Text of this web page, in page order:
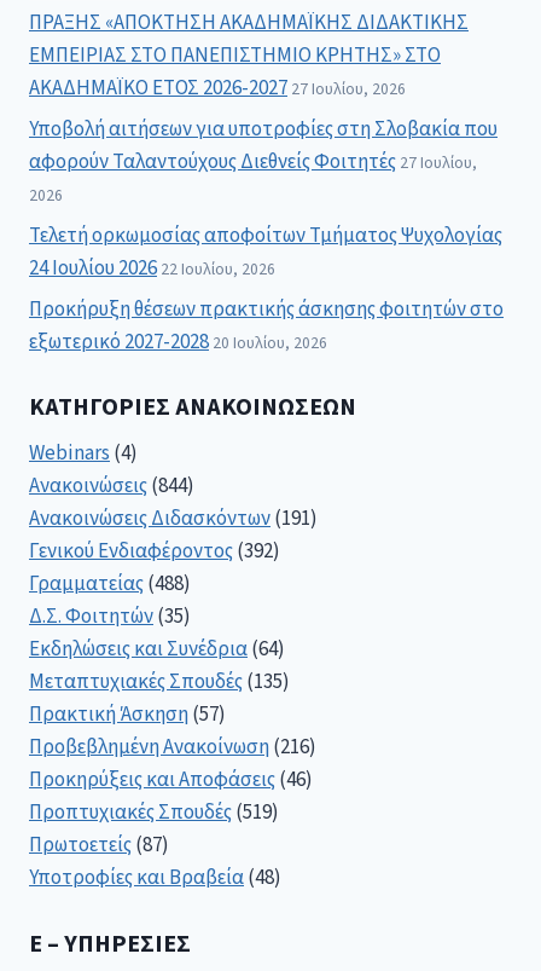
ΠΡΑΞΗΣ «ΑΠΟΚΤΗΣΗ ΑΚΑΔΗΜΑΪΚΗΣ ΔΙΔΑΚΤΙΚΗΣ
ΕΜΠΕΙΡΙΑΣ ΣΤΟ ΠΑΝΕΠΙΣΤΗΜΙΟ ΚΡΗΤΗΣ» ΣΤΟ
ΑΚΑΔΗΜΑΪΚΟ ΕΤΟΣ 2026-2027 27 Ιουλίου, 2026
Υποβολή αιτήσεων για υποτροφίες στη Σλοβακία που
αφορούν Ταλαντούχους Διεθνείς Φοιτητές 27 Ιουλίου,
2026
Τελετή ορκωμοσίας αποφοίτων Τμήματος Ψυχολογίας
24 Ιουλίου 2026 22 Ιουλίου, 2026
Προκήρυξη θέσεων πρακτικής άσκησης φοιτητών στο
εξωτερικό 2027-2028 20 Ιουλίου, 2026
ΚΑΤΗΓΟΡΊΕΣ ΑΝΑΚΟΙΝΏΣΕΩΝ
Webinars(4)
Ανακοινώσεις(844)
Ανακοινώσεις Διδασκόντων(191)
Γενικού Ενδιαφέροντος(392)
Γραμματείας(488)
Δ.Σ. Φοιτητών(35)
Εκδηλώσεις και Συνέδρια(64)
Μεταπτυχιακές Σπουδές(135)
Πρακτική Άσκηση(57)
Προβεβλημένη Ανακοίνωση(216)
Προκηρύξεις και Αποφάσεις(46)
Προπτυχιακές Σπουδές(519)
Πρωτοετείς(87)
Υποτροφίες και Βραβεία(48)
E – ΥΠΗΡΕΣΊΕΣ